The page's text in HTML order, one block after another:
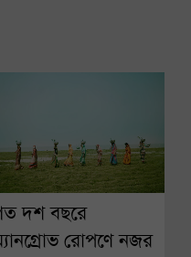
দশ বছরে
রোপণে নজর